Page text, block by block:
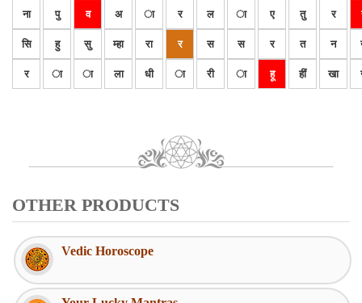
ना पु व अ ा र ल ा ए तु र
सि हु सु म्हा रा र स स र त न
र ा ा ला धी ा री ा हू हीं खा
OTHER PRODUCTS
Vedic Horoscope